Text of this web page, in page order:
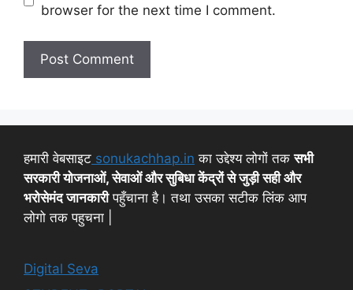
browser for the next time I comment.
हमारी वेबसाइट sonukachhap.in का उद्देश्य लोगों तकसभी
सरकारी योजनाओं, सेवाओं और सुबिधा केंद्रों से जुड़ी सही और
भरोसेमंद जानकारीपहुँचाना है। तथा उसका सटीक लिंक आप
लोगो तक पहुचना |
Digital Seva